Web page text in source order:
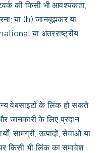
की किसी भी आवश्यकता,
या (h) जानबूझकर या
या अंतरराष्ट्रीय
वेबसाइटों के लिंक हो सकते
के लिए प्रदान
सामग्री, उत्पादों, सेवाओं या
किसी भी लिंक का समावेश